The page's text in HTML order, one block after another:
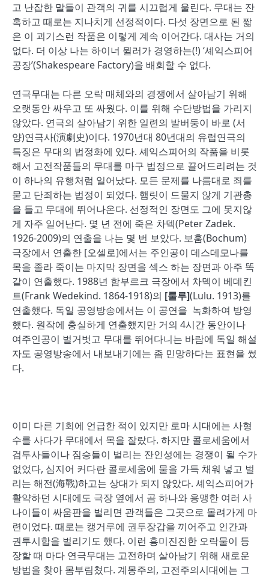
고 난잡한 말들이 관객의 귀를 시끄럽게 울린다. 무대는 잔
혹하고 때로는 지나치게 선정적이다. 다섯 장면으로 된 짧
은 이 괴기스런 작품은 이렇게 계속 이어간다. 대사는 거의
없다. 더 이상 나는 하이너 뮐러가 경영하는(!) ‘셰익스피어
공장’(Shakespeare Factory)을 배회할 수 없다.
연극무대는 다른 오락 매체와의 경쟁에서 살아남기 위해
오랫동안 싸우고 또 싸웠다. 이를 위해 수단방법을 가리지
않았다. 연극의 살아남기 위한 일련의 발버둥이 바로 (서
양)연극사(演劇史)이다. 1970년대 80년대의 유럽연극의
특징은 무대의 법정화에 있다. 셰익스피어의 작품을 비롯
해서 고전작품들의 무대를 마구 법정으로 끌어드리려는 것
이 하나의 유행처럼 일어났다. 모든 문제를 나름대로 죄를
묻고 단죄하는 법정이 되었다. 햄릿이 드물지 않게 기관총
을 들고 무대에 뛰어나온다. 선정적인 장면도 그에 못지않
게 자주 일어난다. 몇 년 전에 죽은 차덱(Peter Zadek.
1926-2009)의 연출을 나는 몇 번 보았다. 보훔(Bochum)
극장에서 연출한 [오셀로]에서는 주인공이 데스데모나를
목을 졸라 죽이는 마지막 장면을 섹스 하는 장면과 아주 똑
같이 연출했다. 1988년 함부르크 극장에서 차덱이 베데킨
트(Frank Wedekind. 1864-1918)의 [룰루](Lulu. 1913)를
연출했다. 독일 공영방송에서는 이 공연을 녹화하여 방영
했다. 원작에 충실하게 연출했지만 거의 4시간 동안이나
여주인공이 벌거벗고 무대를 뛰어다니는 바람에 독일 해설
자도 공영방송에서 내보내기에는 좀 민망하다는 표현을 썼
다.
이미 다른 기회에 언급한 적이 있지만 로마 시대에는 사형
수를 사다가 무대에서 목을 잘랐다. 하지만 콜로세움에서
검투사들이나 짐승들이 벌리는 잔인성에는 경쟁이 될 수가
없었다, 심지어 커다란 콜로세움에 물을 가득 채워 넣고 벌
리는 해전(海戰)하고는 상대가 되지 않았다. 셰익스피어가
활약하던 시대에도 극장 옆에서 곰 하나와 용맹한 여러 사
나이들이 싸움판을 벌리면 관객들은 그곳으로 몰려가게 마
련이었다. 때로는 캥거루에 권투장갑을 끼어주고 인간과
권투시합을 벌리기도 했다. 이런 흥미진진한 오락물이 등
장할 때 마다 연극무대는 고전하며 살아남기 위해 새로운
방법을 찾아 몸부림쳤다. 계몽주의, 고전주의시대에는 그